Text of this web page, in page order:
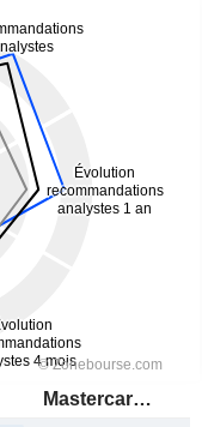
Mastercard, Inc.